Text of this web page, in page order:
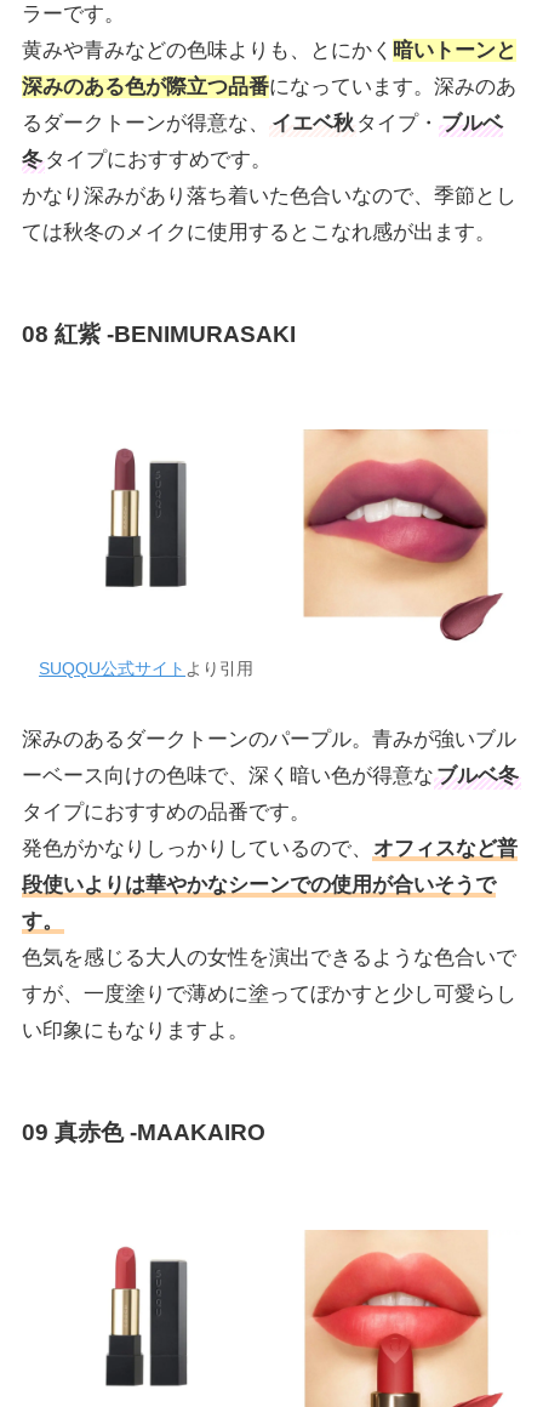
ラーです。
黄みや青みなどの色味よりも、とにかく 暗いトーンと
深みのある色が際立つ品番になっています。深みのあ
るダークトーンが得意な、
イエベ秋 タイプ・ ブルベ
冬タイプにおすすめです。
かなり深みがあり落ち着いた色合いなので、季節とし
ては秋冬のメイクに使用するとこなれ感が出ます。
08 紅紫 -BENIMURASAKI
SUQQU公式サイト より引用
深みのあるダークトーンのパープル。青みが強いブル
ーベース向けの色味で、深く暗い色が得意なブルベ冬
タイプにおすすめの品番です。
発色がかなりしっかりしているので、
オフィスなど普
段使いよりは華やかなシーンでの使用が合いそうで
す。
色気を感じる大人の女性を演出できるような色合いで
すが、一度塗りで薄めに塗ってぼかすと少し可愛らし
い印象にもなりますよ。
09 真赤色 -MAAKAIRO